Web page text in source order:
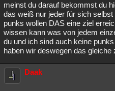
meinst du darauf bekommst du
das weiß nur jeder für sich
punks wollen DAS eine ziel
wissen kann was von jedem
du und ich sind auch keine
haben wir deswegen das gleiche
Daak